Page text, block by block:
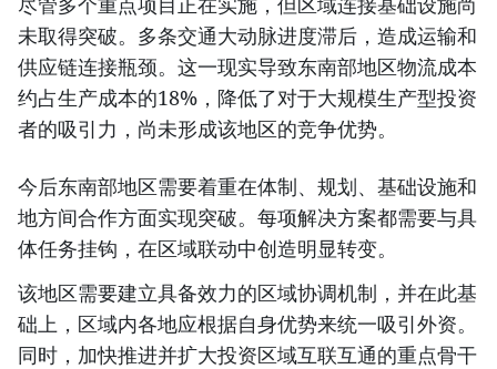
未取得突破。多条交通大动脉进度滞后，造成运输和
供应链连接瓶颈。这一现实导致东南部地区物流成本
约占生产成本的18%，降低了对于大规模生产型投资
者的吸引力，尚未形成该地区的竞争优势。
今后东南部地区需要着重在体制、规划、基础设施和
地方间合作方面实现突破。每项解决方案都需要与具
体任务挂钩，在区域联动中创造明显转变。
该地区需要建立具备效力的区域协调机制，并在此基
础上，区域内各地应根据自身优势来统一吸引外资。
同时，加快推进并扩大投资区域互联互通的重点骨干